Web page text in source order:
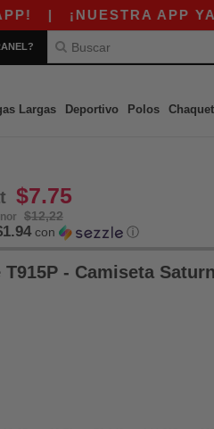
¡NUESTRA APP YA
Largas Deportivo Polos
$7.75
$12,22
con ⓘ
T915P - Camiseta